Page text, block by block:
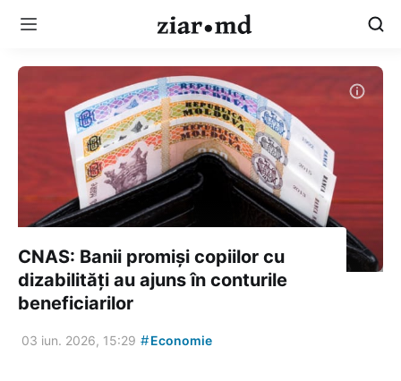
CNAS: Banii promiși copiilor cu
dizabilități au ajuns în conturile
beneficiarilor
03 iun. 2026, 15:29 #Economie